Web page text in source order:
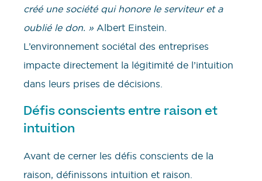
créé une société qui honore le serviteur et a
oublié le don. » Albert Einstein.
L’environnement sociétal des entreprises
impacte directement la légitimité de l’intuition
dans leurs prises de décisions.
Défis conscients entre raison et
intuition
Avant de cerner les défis conscients de la
raison, définissons intuition et raison.